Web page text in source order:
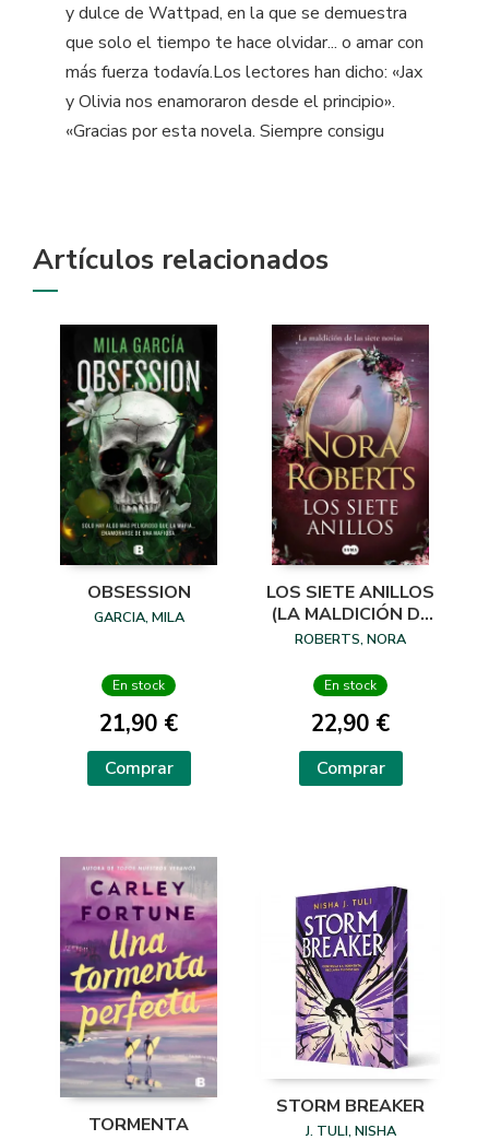
y dulce de Wattpad, en la que se demuestra
que solo el tiempo te hace olvidar... o amar con
más fuerza todavía.Los lectores han dicho: «Jax
y Olivia nos enamoraron desde el principio».
«Gracias por esta novela. Siempre consigu
Artículos relacionados
OBSESSION
GARCIA, MILA
En stock
21,90 €
Comprar
LOS SIETE ANILLOS
(LA MALDICIÓN DE
LAS SIETE NOVIAS
ROBERTS, NORA
En stock
22,90 €
Comprar
TORMENTA
STORM BREAKER
J. TULI, NISHA